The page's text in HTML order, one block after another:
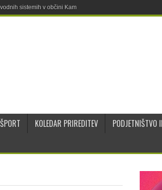
sistemih v občini Kamnik
ŠPORT KOLEDAR PRIREDITEV PODJETNIŠTVO